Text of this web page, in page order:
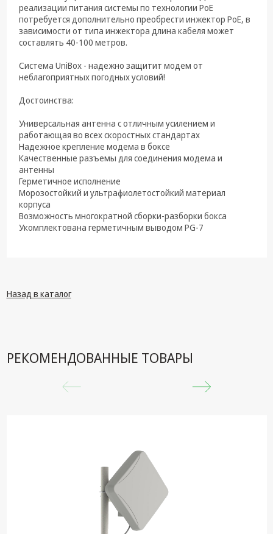
реализации питания системы по технологии PoE
потребуется дополнительно преобрести инжектор PoE, в
зависимости от типа инжектора длина кабеля может
составлять 40-100 метров.
Система UniBox - надежно защитит модем от
неблагоприятных погодных условий!
Достоинства:
Универсальная антенна с отличным усилением и
работающая во всех скоростных стандартах
Надежное крепление модема в боксе
Качественные разъемы для соединения модема и
антенны
Герметичное исполнение
Морозостойкий и ультрафиолетостойкий материал
корпуса
Возможность многократной сборки-разборки бокса
Укомплектована герметичным выводом PG-7
Назад в каталог
РЕКОМЕНДОВАННЫЕ ТОВАРЫ